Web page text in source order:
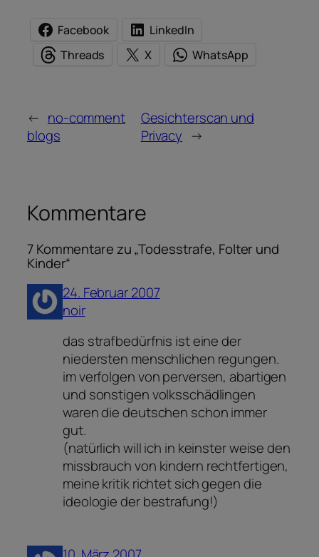
Facebook
LinkedIn
Threads
X WhatsApp
← no-comment
blogs
Gesichterscan und
Privacy →
Kommentare
7 Kommentare zu „Todesstrafe, Folter und
Kinder“
24. Februar 2007
noir
das strafbedürfnis ist eine der
niedersten menschlichen regungen.
im verfolgen von perversen, abartigen
und sonstigen volksschädlingen
waren die deutschen schon immer
gut.
(natürlich will ich in keinster weise den
missbrauch von kindern rechtfertigen,
meine kritik richtet sich gegen die
ideologie der bestrafung!)